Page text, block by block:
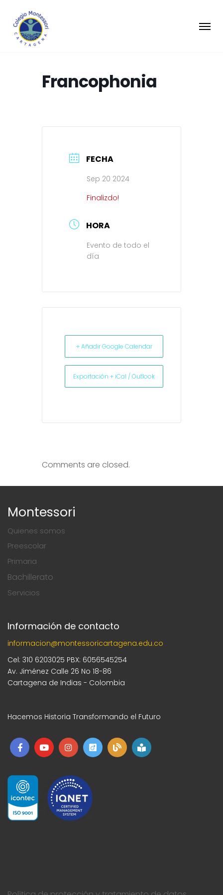
Francophonia
FECHA
Sep 20 2024
Finalizdo!
HORA
Evento de todo el
día
+ Añadir Google Calendar
Exportación + iCal / Outlook
Comments are closed.
Montessori
Quienes somos
Preescolar
Primaria
Bachillerato
Servicios
Información de contacto
informacion@montessoricartagena.edu.co
Cel: 310 6203025 PBX: 6056545254
Av. Jiménez Calle 26 No 18-86
Cartagena de Indias - Colombia
Hacemos Historia Transformando el Futuro